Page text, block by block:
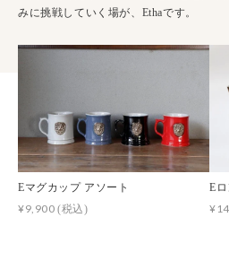
みに挑戦していく場が、Ethaです。
Eマグカップ アソート
¥9,900(税込)
E